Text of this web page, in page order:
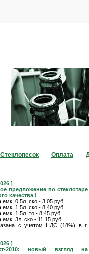
Стеклопесок Оплата
]
предложение по стеклотаре
качества !
емк. 0,5л. ско - 3,05 руб.
емк. 1,5л. ско - 8,40 руб.
емк. 1,5л. то - 8,45 руб.
емк. 3л. ско - 11,15 руб.
с учетом НДС (18%) в г.
]
2010: новый взгляд на